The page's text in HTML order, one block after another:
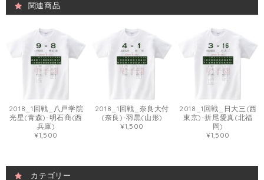
関連商品
2018_1回戦_八戸学院
光星(青森)-明石商(西
兵庫)
¥1,500
2018_1回戦_奈良大付
(奈良)-羽黒(山形)
¥1,500
2018_1回戦_日大三(西
東京)-折尾愛真(北福
岡)
¥1,500
カテゴリー